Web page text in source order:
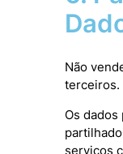
Não
terceiros.
Os
serviços